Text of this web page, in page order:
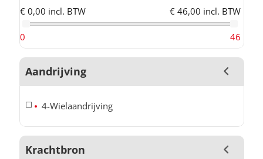
€ 0,00 incl. BTW € 46,00 incl. BTW
0 46
Aandrijving
4-Wielaandrijving
Krachtbron